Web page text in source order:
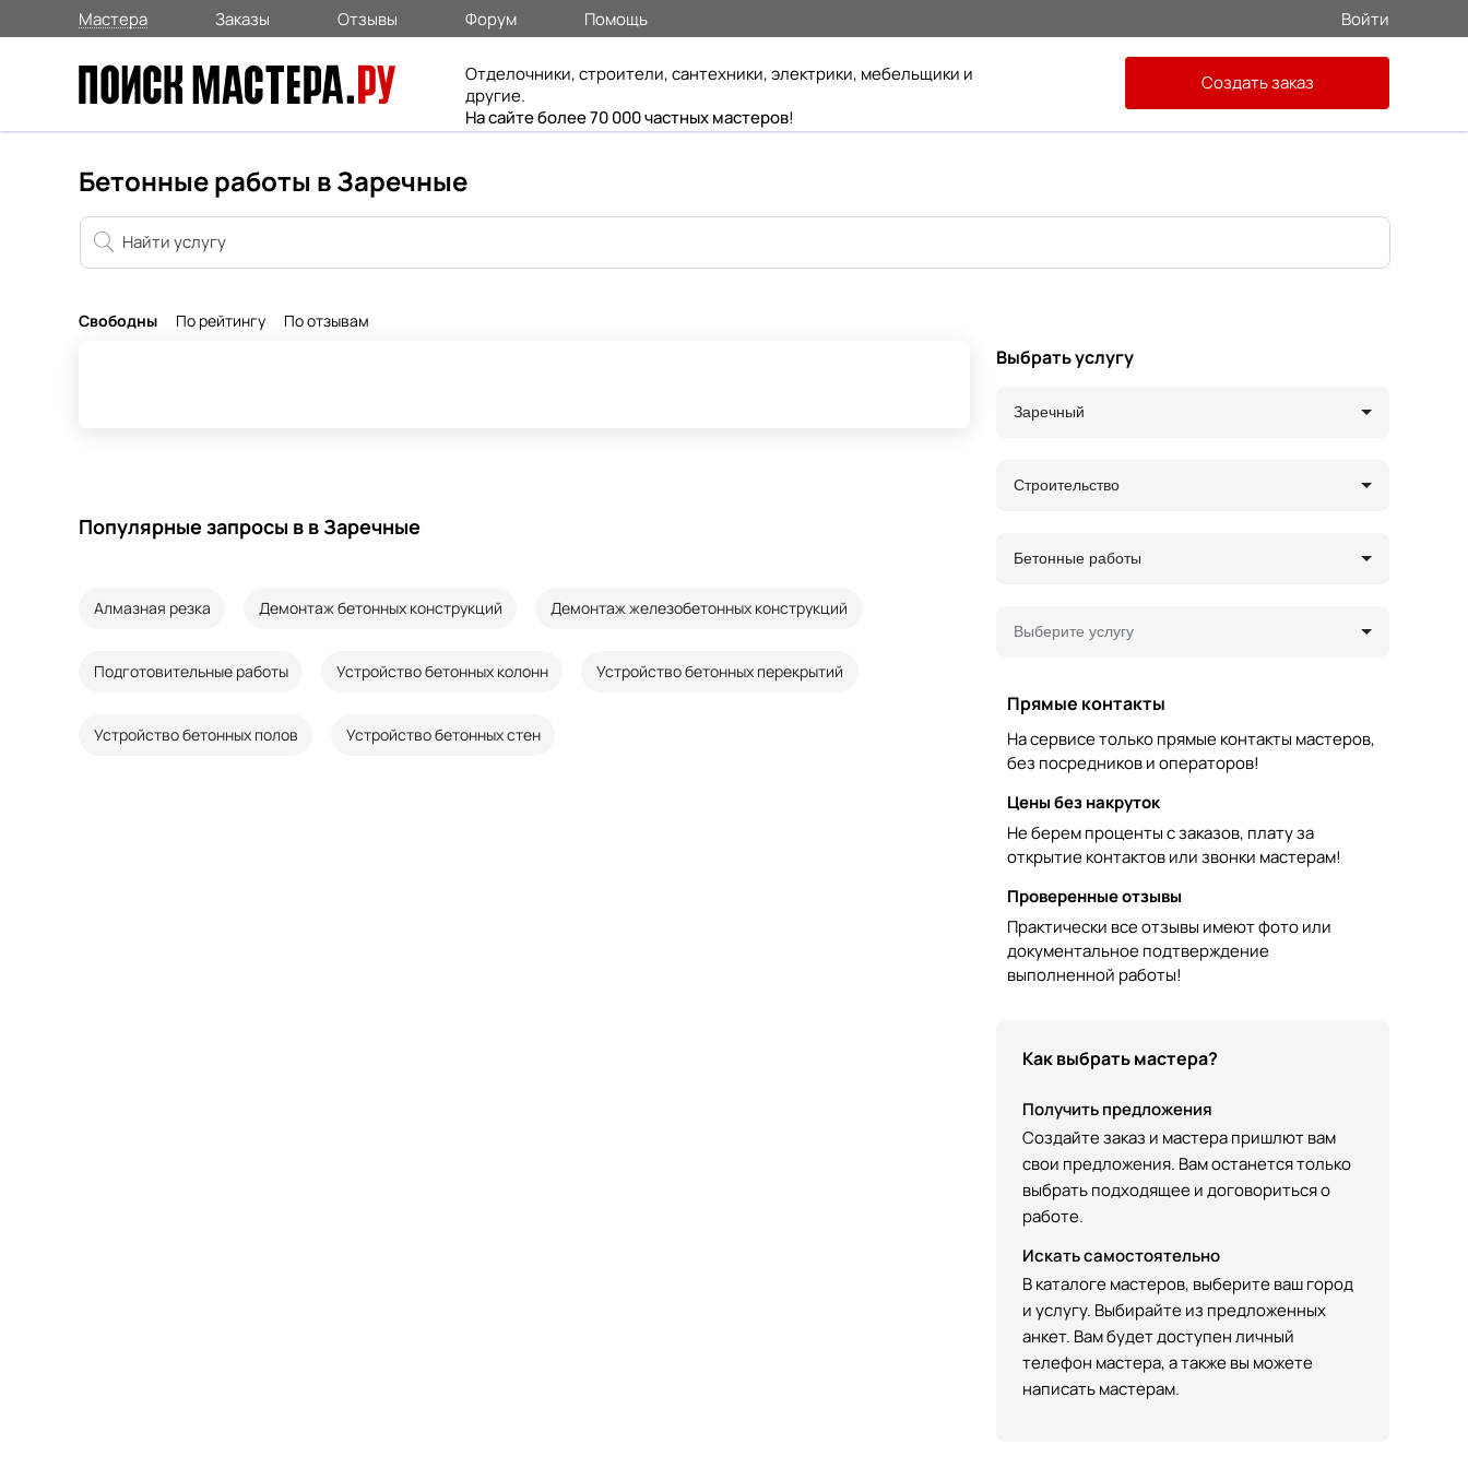
Мастера Заказы Отзывы Форум Помощь Войти
Отделочники, строители, сантехники, электрики, мебельщики и
другие.
На сайте более 70 000 частных мастеров!
Создать заказ
Бетонные работы в Заречные
Свободны По рейтингу По отзывам
Популярные запросы в в Заречные
Алмазная резка Демонтаж бетонных конструкций Демонтаж железобетонных конструкций
Подготовительные работы Устройство бетонных колонн Устройство бетонных перекрытий
Устройство бетонных полов Устройство бетонных стен
Выбрать услугу
Заречный
Строительство
Бетонные работы
Выберите услугу
Прямые контакты
На сервисе только прямые контакты мастеров,
без посредников и операторов!
Цены без накруток
Не берем проценты с заказов, плату за
открытие контактов или звонки мастерам!
Проверенные отзывы
Практически все отзывы имеют фото или
документальное подтверждение
выполненной работы!
Как выбрать мастера?
Получить предложения
Создайте заказ и мастера пришлют вам
свои предложения. Вам останется только
выбрать подходящее и договориться о
работе.
Искать самостоятельно
В каталоге мастеров, выберите ваш город
и услугу. Выбирайте из предложенных
анкет. Вам будет доступен личный
телефон мастера, а также вы можете
написать мастерам.